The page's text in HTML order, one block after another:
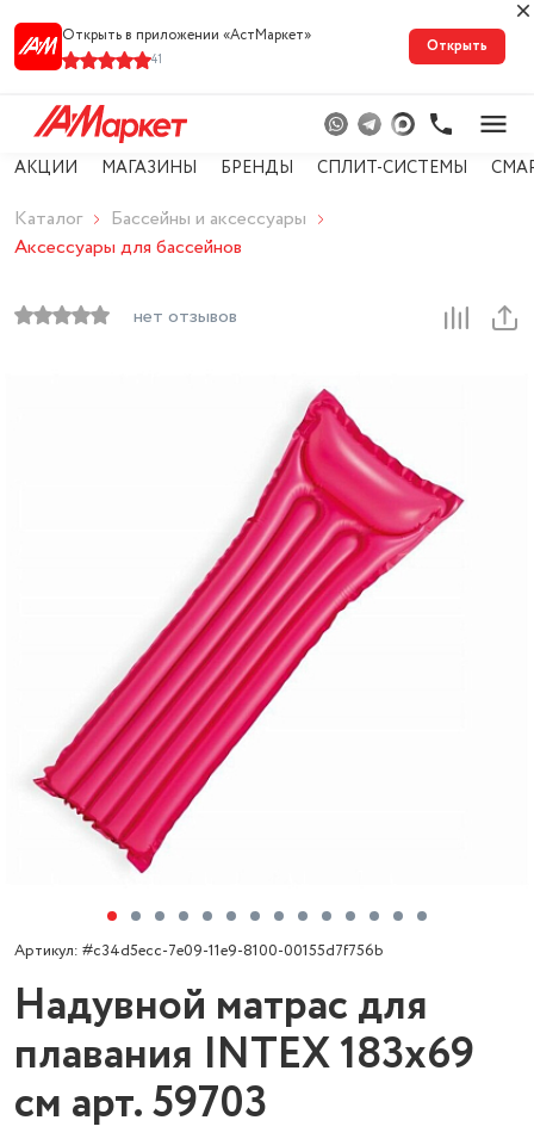
Открыть в приложении «АстМарке‪т‬»
41
Открыть
АКЦИИ МАГАЗИНЫ БРЕНДЫ СПЛИТ-СИСТЕМЫ
Каталог
Бассейны и аксессуары
Аксессуары для бассейнов
нет отзывов
Артикул: #c34d5ecc-7e09-11e9-8100-00155d7f756b
Надувной матрас для
плавания INTEX 183х69
см арт. 59703